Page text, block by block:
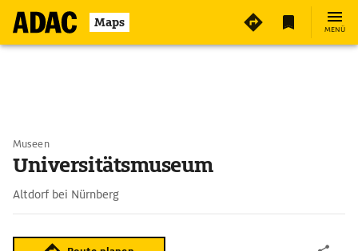
Maps MENÜ
Museen
Universitätsmuseum
Altdorf bei Nürnberg